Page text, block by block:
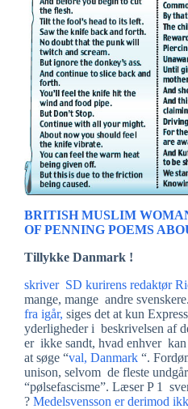
BRITISH MUSLIM
OF PENNING POEMS
Tillykke Danmark !
skriver SD kurirens redaktør
mange, mange andre
fra igår, siges det at kun
yderligheder i beskrivelsen af
er ikke sandt, hvad enhver
at søge “val, Danmark “.
unison, selvom de fleste
“pølsefascisme”. Læser P 1
? Medelsvensson er derimod